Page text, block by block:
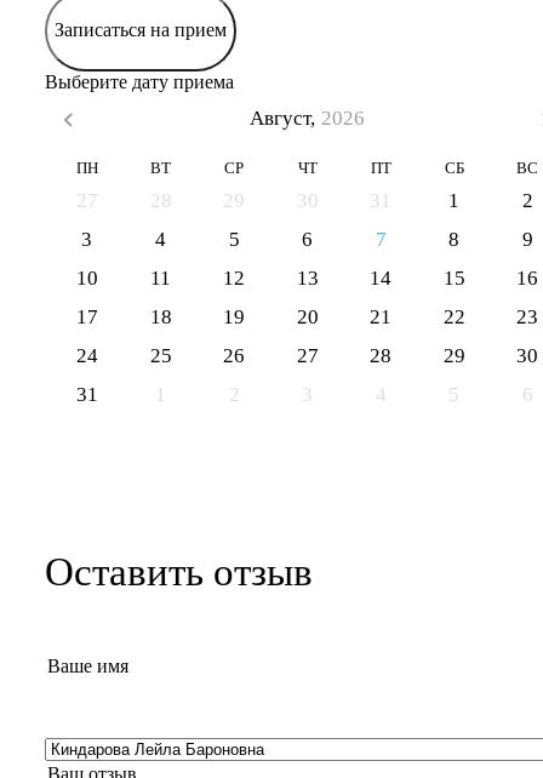
Записаться на прием
Выберите дату приема
Август, 2026
ПН ВТ СР ЧТ ПТ СБ ВС
27 28 29 30 31 1
2
3
4 5 6 7 8
9
10
11 12 13 14 15
16
17
18 19 20 21 22
23
24
25 26 27 28 29
30
31
1 2 3 4 5 6
Оставить отзыв